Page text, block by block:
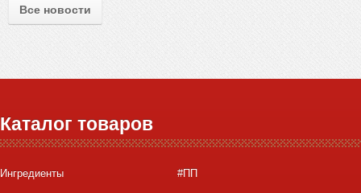
Все новости
Каталог товаров
Ингредиенты #ПП